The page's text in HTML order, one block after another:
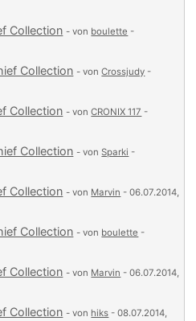
Collection - von boulette -
Collection - vonCrossjudy -
Collection - vonCRONIX 117 -
Collection - vonSparki -
Collection - von Marvin - 06.07.2014,
Collection - von boulette -
Collection - von Marvin - 06.07.2014,
Collection - von hiks - 08.07.2014,